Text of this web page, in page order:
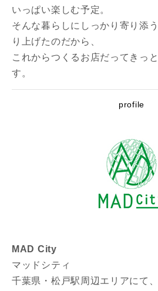
いっぱい楽しむ予定。
そんな暮らしにしっかり寄り添
り上げたのだから、
これからつくるお店だってきっ
す。
profile
MAD City
マッドシティ
千葉県・松戸駅周辺エリアにて